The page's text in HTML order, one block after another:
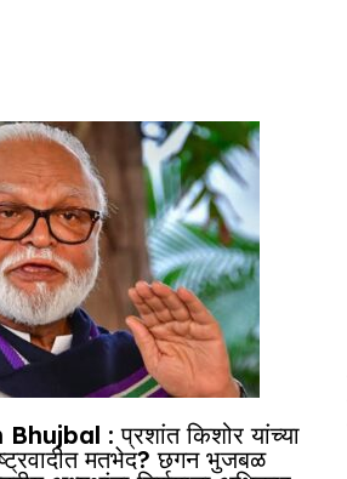
: प्रशांत किशोर यांच्या
मतभेद? छगन भुजबळ